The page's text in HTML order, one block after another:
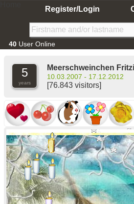
Register/Login
40 User Online
5
years
Meerschweinchen Fritzi
10.03.2007 - 17.12.2012
[76.843 visitors]